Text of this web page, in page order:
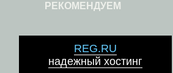
РЕКОМЕНДУЕМ
REG.RU
надежный хостинг